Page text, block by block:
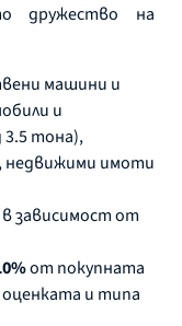
дружество на
машини и
и
тона),
недвижими имоти
зависимост от
от покупната
и типа